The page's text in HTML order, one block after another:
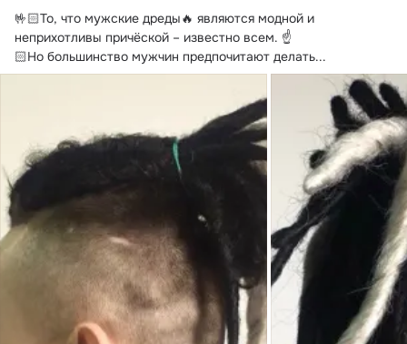
🤟🏻То, что мужские дреды🔥 являются модной и
неприхотливы причёской – известно всем. ☝
🏻Но большинство мужчин предпочитают делать...